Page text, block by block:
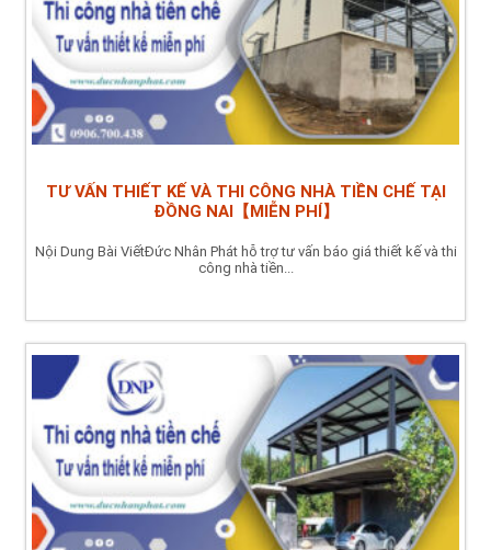
TƯ VẤN THIẾT KẾ VÀ THI CÔNG NHÀ TIỀN CHẾ TẠI
ĐỒNG NAI【MIỄN PHÍ】
Nội Dung Bài ViếtĐức Nhân Phát hỗ trợ tư vấn báo giá thiết kế và thi
công nhà tiền...